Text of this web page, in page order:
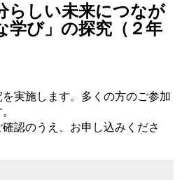
らしい未来につなが
学び」の探究（２年
実施します。多くの方のご参加
認のうえ、お申し込みくださ